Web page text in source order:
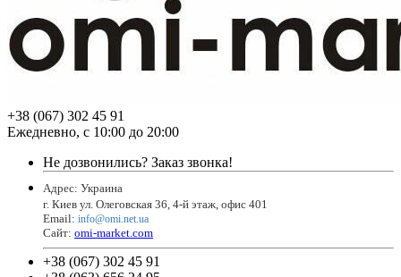
+38 (067) 302 45 91
Ежедневно, с 10:00 до 20:00
Не дозвонились? Заказ звонка!
Адрес: Украина
г. Киев ул. Олеговская 36, 4-й этаж, офис 401
Email: info@omi.net.ua
Сайт: omi-market.com
+38 (067) 302 45 91